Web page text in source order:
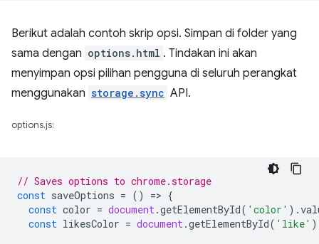
Berikut adalah contoh skrip opsi. Simpan di folder yang
sama dengan options.html . Tindakan ini akan
menyimpan opsi pilihan pengguna di seluruh perangkat
menggunakan storage.sync API.
options.js:
// Saves options to chrome.storage
const saveOptions = () => {
const color = document.getElementById( 'color' ).
const likesColor = document.getElementById( 'like'